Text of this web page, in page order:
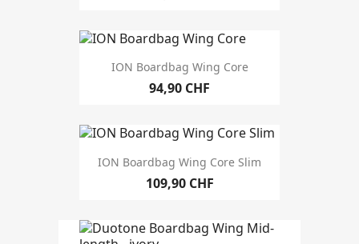
ION Boardbag Wing Core
94,90 CHF
ION Boardbag Wing Core Slim
109,90 CHF